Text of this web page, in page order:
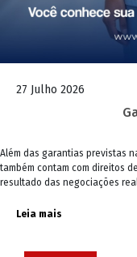
27 Julho 2026
Além das garantias previstas
também contam com direitos
resultado das negociações
Leia mais